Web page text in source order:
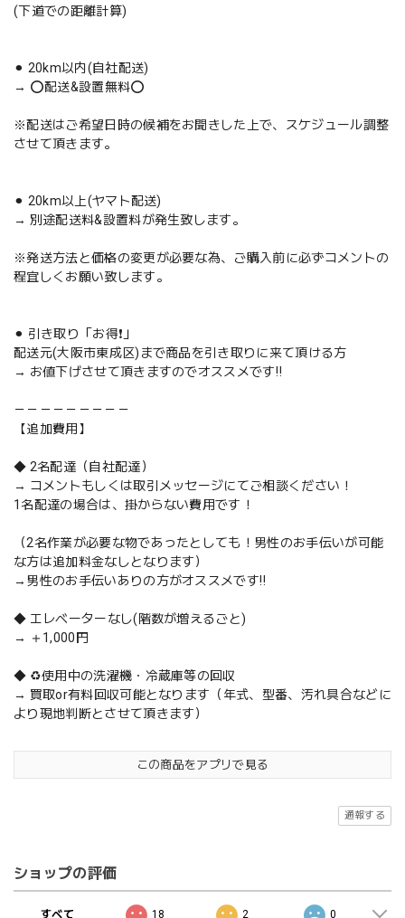
(下道での距離計算)
⚫︎ 20km以内(自社配送)
→ ⭕️配送&設置無料⭕️
※配送はご希望日時の候補をお聞きした上で、スケジュール調整
させて頂きます。
⚫︎ 20km以上(ヤマト配送)
→ 別途配送料&設置料が発生致します。
※発送方法と価格の変更が必要な為、ご購入前に必ずコメントの
程宜しくお願い致します。
⚫︎ 引き取り「お得❗️」
配送元(大阪市東成区)まで商品を引き取りに来て頂ける方
→ お値下げさせて頂きますのでオススメです‼️
－－－－－－－－－
【追加費用】
◆ 2名配達（自社配達）
→ コメントもしくは取引メッセージにてご相談ください！
1名配達の場合は、掛からない費用です！
（2名作業が必要な物であったとしても！男性のお手伝いが可能
な方は追加料金なしとなります）
→男性のお手伝いありの方がオススメです‼️
◆ エレベーターなし(階数が増えるごと)
→ ＋1,000円
◆ ♻️使用中の洗濯機・冷蔵庫等の回収
→ 買取or有料回収可能となります（年式、型番、汚れ具合などに
より現地判断とさせて頂きます）
この商品をアプリで見る
通報する
ショップの評価
すべて 18 2 0